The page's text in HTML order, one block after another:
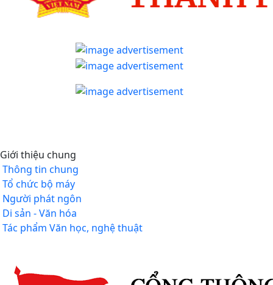
Giới thiệu chung
Thông tin chung
Tổ chức bộ máy
Người phát ngôn
Di sản - Văn hóa
Tác phẩm Văn học, nghệ thuật